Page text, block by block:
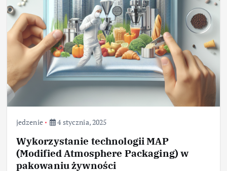
jedzenie 4 stycznia, 2025
Wykorzystanie technologii MAP
(Modified Atmosphere Packaging) w
pakowaniu żywności